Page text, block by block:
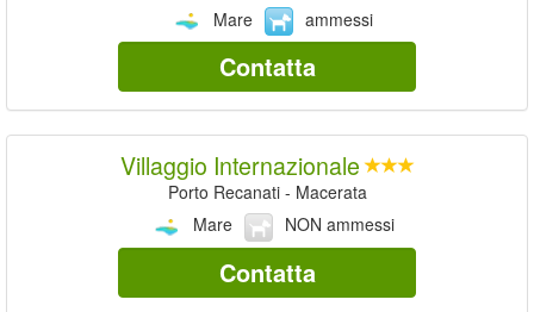
Mare
ammessi
Contatta
Villaggio Internazionale
Porto Recanati - Macerata
Mare
NON ammessi
Contatta